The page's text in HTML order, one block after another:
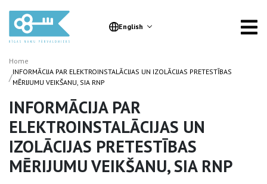
English
Home
/INFORMĀCIJA PAR ELEKTROINSTALĀCIJAS UN IZOLĀCIJAS PRETESTĪBAS
MĒRIJUMU VEIKŠANU, SIA RNP
INFORMĀCIJA PAR
ELEKTROINSTALĀCIJAS UN
IZOLĀCIJAS PRETESTĪBAS
MĒRIJUMU VEIKŠANU, SIA RNP